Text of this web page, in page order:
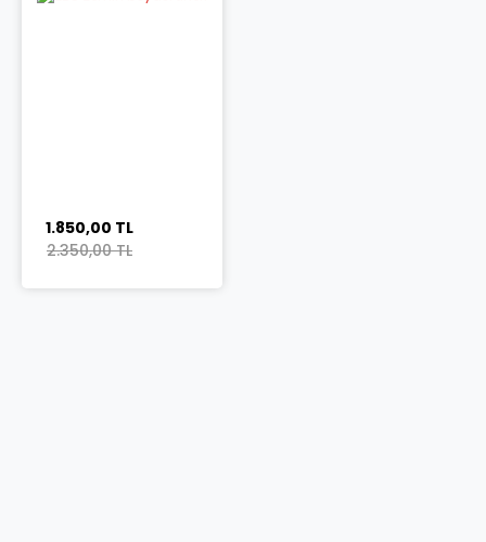
1.850,00 TL
2.350,00 TL